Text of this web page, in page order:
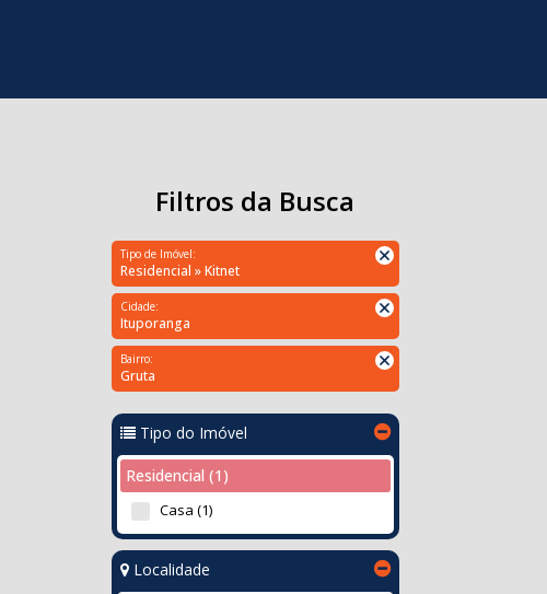
Filtros da Busca
Tipo de Imóvel:
Residencial » Kitnet
Cidade:
Ituporanga
Bairro:
Gruta
Tipo do Imóvel
Residencial (1)
Casa (1)
Localidade